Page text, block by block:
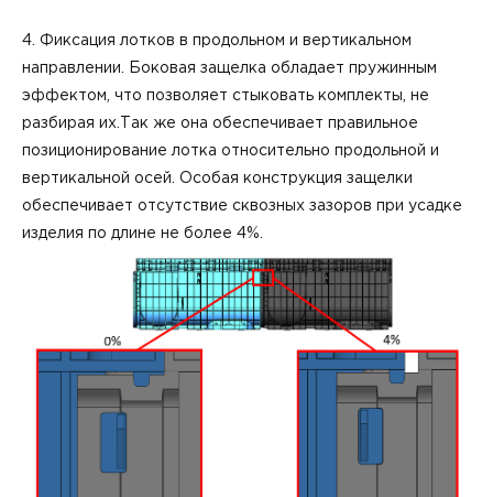
4. Фиксация лотков в продольном и вертикальном
направлении. Боковая защелка обладает пружинным
эффектом, что позволяет стыковать комплекты, не
разбирая их.Так же она обеспечивает правильное
позиционирование лотка относительно продольной и
вертикальной осей. Особая конструкция защелки
обеспечивает отсутствие сквозных зазоров при усадке
изделия по длине не более 4%.